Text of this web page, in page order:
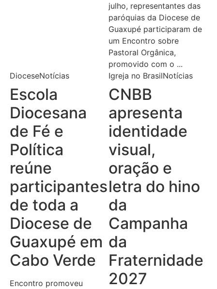
julho, representantes das
paróquias da Diocese de
Guaxupé participaram de
um Encontro sobre
Pastoral Orgânica,
promovido com o ...
DioceseNotícias
Escola
Diocesana
de Fé e
Política
reúne
participantes
de toda a
Diocese de
Guaxupé em
Cabo Verde
Encontro promoveu
Igreja no BrasilNotícias
CNBB
apresenta
identidade
visual,
oração e
letra do hino
da
Campanha
da
Fraternidade
2027